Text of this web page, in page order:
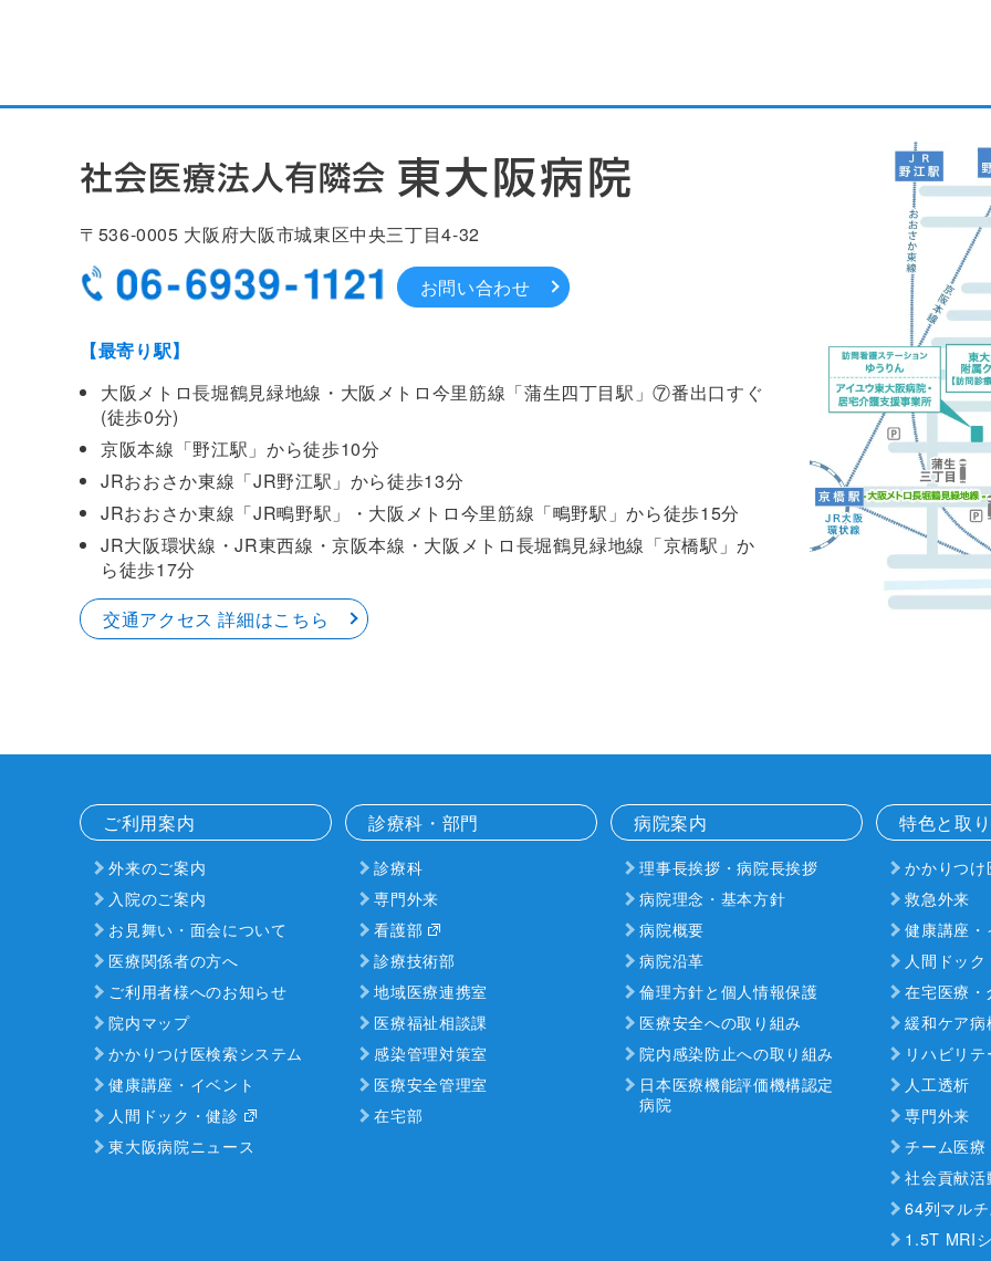
〒536-0005 大阪府大阪市城東区中央三丁目4-32
お問い合わせ
【最寄り駅】
大阪メトロ長堀鶴見緑地線・大阪メトロ今里筋線「蒲生四丁目駅」⑦番出口すぐ
(徒歩0分)
京阪本線「野江駅」から徒歩10分
JRおおさか東線「JR野江駅」から徒歩13分
JRおおさか東線「JR鴫野駅」・大阪メトロ今里筋線「鴫野駅」から徒歩15分
JR大阪環状線・JR東西線・京阪本線・大阪メトロ長堀鶴見緑地線「京橋駅」か
ら徒歩17分
交通アクセス 詳細はこちら
ご利用案内
外来のご案内
入院のご案内
お見舞い・面会について
医療関係者の方へ
ご利用者様へのお知らせ
院内マップ
かかりつけ医検索システム
健康講座・イベント
人間ドック・健診
東大阪病院ニュース
診療科・部門
診療科
専門外来
看護部
診療技術部
地域医療連携室
医療福祉相談課
感染管理対策室
医療安全管理室
在宅部
病院案内
理事長挨拶・病院長挨拶
病院理念・基本方針
病院概要
病院沿革
倫理方針と個人情報保護
医療安全への取り組み
院内感染防止への取り組み
日本医療機能評価機構認定
病院
特色と取
かかりつ
救急外来
健康講座
人間ドッ
在宅医療
緩和ケア病
リハビリ
人工透析
専門外来
チーム医療
社会貢献活
64列マル
1.5T MRI